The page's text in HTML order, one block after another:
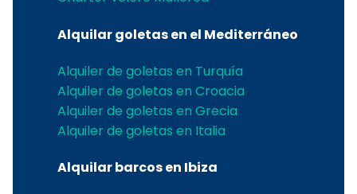
Alquilar goletas en el Mediterráneo
Alquiler de goletas en Turquía
Alquiler de goletas en Croacia
Alquiler de goletas en Grecia
Alquiler de goletas en Italia
Alquilar barcos en Ibiza